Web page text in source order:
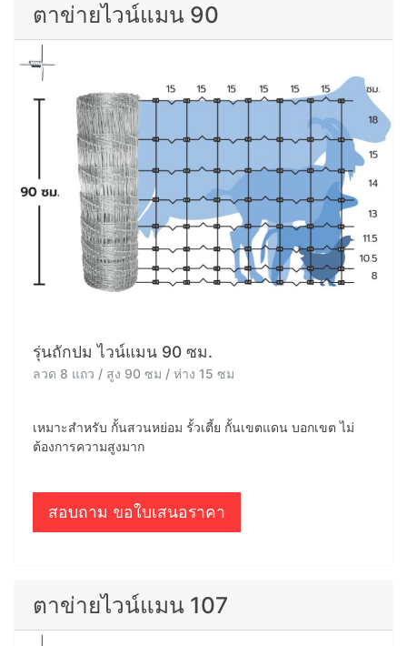
ตาข่ายไวน์แมน 90
รุ่นถักปม ไวน์แมน 90 ซม.
ลวด 8 แถว / สูง 90 ซม / ห่าง 15 ซม
เหมาะสำหรับ กั้นสวนหย่อม รั้วเตี้ย กั้นเขตแดน บอกเขต ไม่
ต้องการความสูงมาก
สอบถาม ขอใบเสนอราคา
ตาข่ายไวน์แมน 107